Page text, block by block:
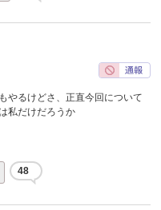
やるけどさ、正直今回について
私だけだろうか
48